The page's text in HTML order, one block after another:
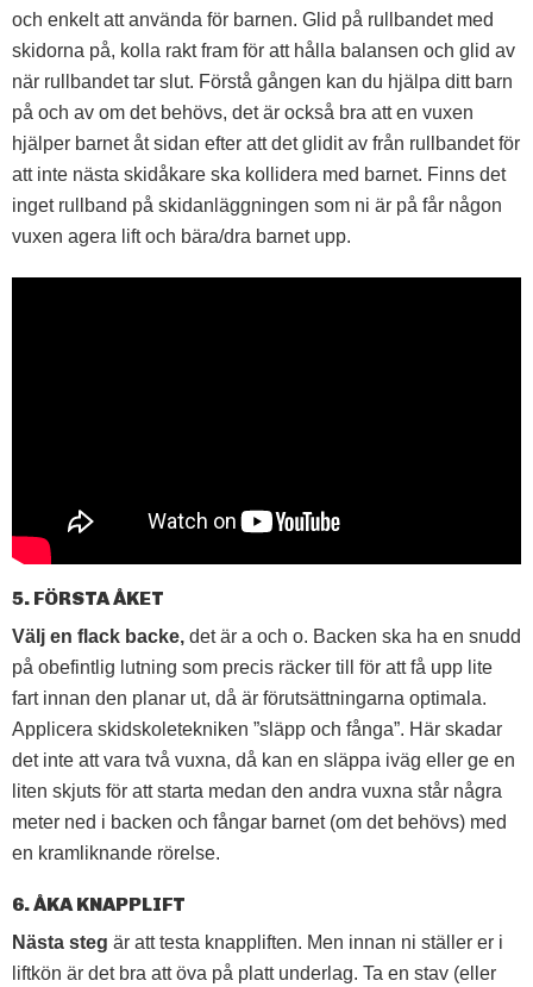
och enkelt att använda för barnen. Glid på rullbandet med
skidorna på, kolla rakt fram för att hålla balansen och glid av
när rullbandet tar slut. Förstå gången kan du hjälpa ditt barn
på och av om det behövs, det är också bra att en vuxen
hjälper barnet åt sidan efter att det glidit av från rullbandet för
att inte nästa skidåkare ska kollidera med barnet. Finns det
inget rullband på skidanläggningen som ni är på får någon
vuxen agera lift och bära/dra barnet upp.
5. FÖRSTA ÅKET
Välj en flack backe, det är a och o. Backen ska ha en snudd
på obefintlig lutning som precis räcker till för att få upp lite
fart innan den planar ut, då är förutsättningarna optimala.
Applicera skidskoletekniken ”släpp och fånga”. Här skadar
det inte att vara två vuxna, då kan en släppa iväg eller ge en
liten skjuts för att starta medan den andra vuxna står några
meter ned i backen och fångar barnet (om det behövs) med
en kramliknande rörelse.
6. ÅKA KNAPPLIFT
Nästa steg är att testa knappliften. Men innan ni ställer er i
liftkön är det bra att öva på platt underlag. Ta en stav (eller